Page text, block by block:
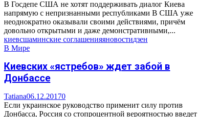
В Госдепе США не хотят поддерживать диалог Киева
напрямую с непризнанными республиками В США уже
неоднократно оказывали своими действиями, причём
довольно открытыми и даже демонстративными,...
киевсшаминские соглашенияяновостидзен
В Мире
Киевских «ястребов» ждет забой в
Донбассе
Tatiana06.12.20170
Если украинское руководство применит силу против
Донбасса, Россия со стопроцентной вероятностью введет